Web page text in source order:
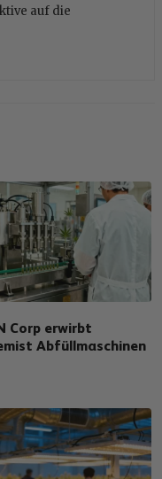
auf die
Corp erwirbt
Abfüllmaschinen